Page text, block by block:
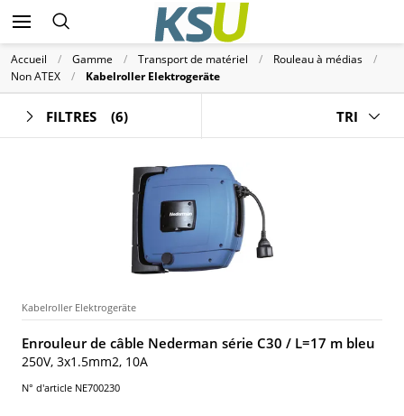
Accueil Gamme Transport de matériel
Rouleau à médias
Non ATEX
Kabelroller Elektrogeräte
FILTRES (6) TRI
Kabelroller Elektrogeräte
Enrouleur de câble Nederman série C30 / L=17 m bleu
250V, 3x1.5mm2, 10A
N° d'article NE700230